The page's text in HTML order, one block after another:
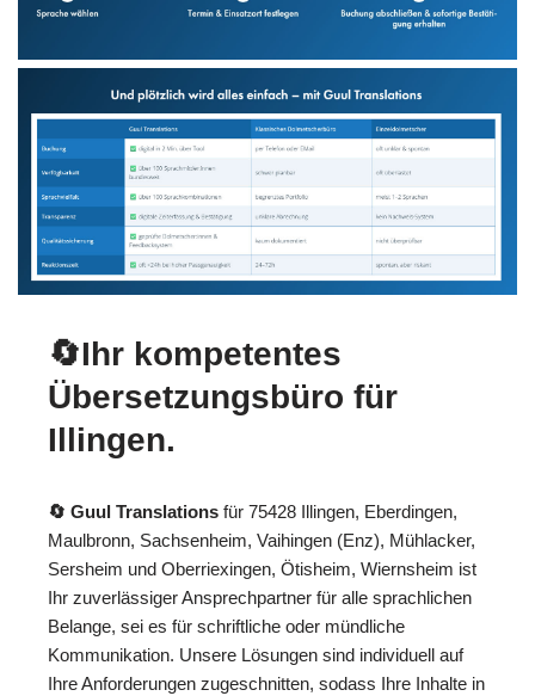
🔄Ihr kompetentes
Übersetzungsbüro für
Illingen.
🔄 Guul Translations für 75428 Illingen, Eberdingen,
Maulbronn, Sachsenheim, Vaihingen (Enz), Mühlacker,
Sersheim und Oberriexingen, Ötisheim, Wiernsheim ist
Ihr zuverlässiger Ansprechpartner für alle sprachlichen
Belange, sei es für schriftliche oder mündliche
Kommunikation. Unsere Lösungen sind individuell auf
Ihre Anforderungen zugeschnitten, sodass Ihre Inhalte in